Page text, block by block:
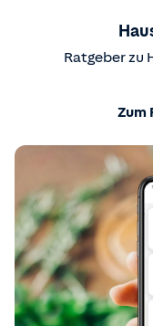
Ratgeber zu
Zum